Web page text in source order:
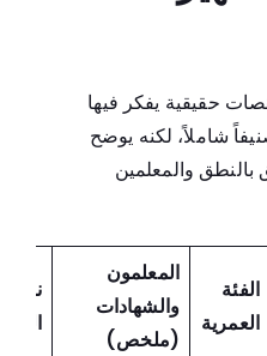
حقيقية يفكر فيها
شاملاً، لكنه يوضح
بالنطق والمعلمين
الفئة
العمرية
المعلمون
والشهادات
(ملخص)
نوع